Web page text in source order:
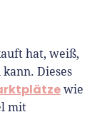
hat, weiß,
Dieses
wie
mit